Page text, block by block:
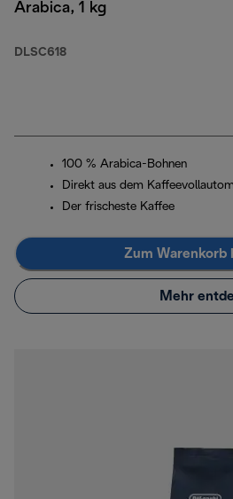
Arabica, 1 kg
DLSC618
100 % Arabica-Bohnen
Direkt aus dem
Der frischeste Kaffee
Zum Warenkorb
Mehr